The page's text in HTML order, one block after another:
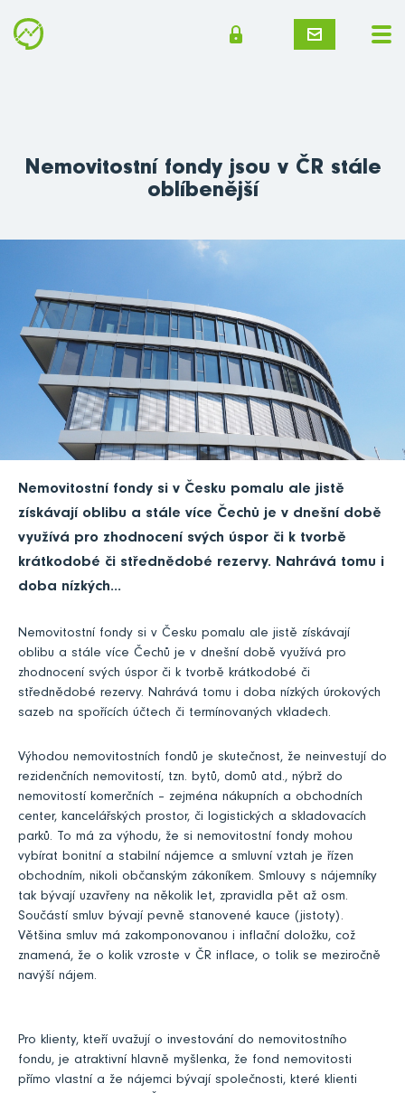
Nemovitostní fondy jsou v ČR stále
oblíbenější
Nemovitostní fondy si v Česku pomalu ale jistě
získávají oblibu a stále více Čechů je v dnešní době
využívá pro zhodnocení svých úspor či k tvorbě
krátkodobé či střednědobé rezervy. Nahrává tomu i
doba nízkých...
Nemovitostní fondy si v Česku pomalu ale jistě získávají
oblibu a stále více Čechů je v dnešní době využívá pro
zhodnocení svých úspor či k tvorbě krátkodobé či
střednědobé rezervy. Nahrává tomu i doba nízkých úrokových
sazeb na spořících účtech či termínovaných vkladech.
Výhodou nemovitostních fondů je skutečnost, že neinvestují do
rezidenčních nemovitostí, tzn. bytů, domů atd., nýbrž do
nemovitostí komerčních – zejména nákupních a obchodních
center, kancelářských prostor, či logistických a skladovacích
parků. To má za výhodu, že si nemovitostní fondy mohou
vybírat bonitní a stabilní nájemce a smluvní vztah je řízen
obchodním, nikoli občanským zákoníkem. Smlouvy s nájemníky
tak bývají uzavřeny na několik let, zpravidla pět až osm.
Součástí smluv bývají pevně stanovené kauce (jistoty).
Většina smluv má zakomponovanou i inflační doložku, což
znamená, že o kolik vzroste v ČR inflace, o tolik se meziročně
navýší nájem.
Pro klienty, kteří uvažují o investování do nemovitostního
fondu, je atraktivní hlavně myšlenka, že fond nemovitosti
přímo vlastní a že nájemci bývají společnosti, které klienti